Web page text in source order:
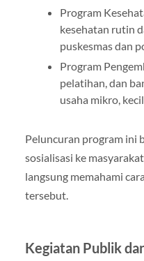
Program
kesehatan rutin
puskesmas dan
Program
pelatihan, dan
usaha mikro,
Peluncuran program ini
sosialisasi ke
langsung memahami
tersebut.
Kegiatan Publik